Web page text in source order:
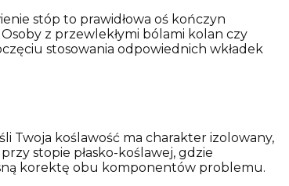
stóp to prawidłowa oś kończyn
z przewlekłymi bólami kolan czy
stosowania odpowiednich wkładek
Twoja koślawość ma charakter izolowany,
stopie płasko-koślawej, gdzie
korektę obu komponentów problemu.